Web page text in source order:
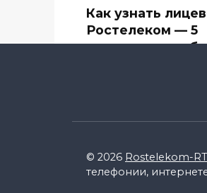
Как узнать
Ростелеком — 5
простых
0 15.4k.
© 2026 Rostelekom-
телефонии,